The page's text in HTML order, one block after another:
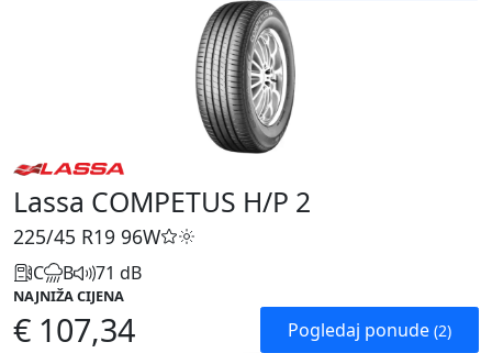
Lassa COMPETUS H/P 2
225/45 R19 96W
C B 71 dB
NAJNIŽA CIJENA
€ 107,34 Pogledaj ponude (2)